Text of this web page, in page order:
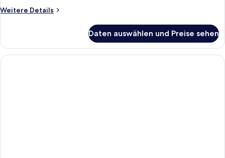
Weitere Details
Weitere
Suite,
eigener
Pool
Daten auswählen und Preise sehen